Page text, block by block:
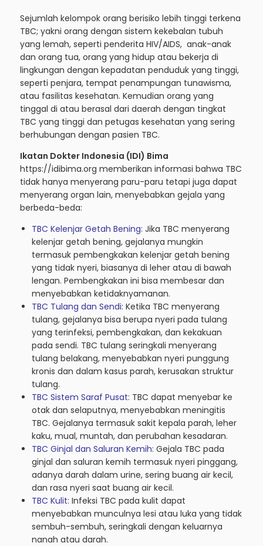
Sejumlah kelompok orang berisiko lebih tinggi terkena
TBC; yakni orang dengan sistem kekebalan tubuh
yang lemah, seperti penderita HIV/AIDS, anak-anak
dan orang tua, orang yang hidup atau bekerja di
lingkungan dengan kepadatan penduduk yang tinggi,
seperti penjara, tempat penampungan tunawisma,
atau fasilitas kesehatan. Kemudian orang yang
tinggal di atau berasal dari daerah dengan tingkat
TBC yang tinggi dan petugas kesehatan yang sering
berhubungan dengan pasien TBC.
Ikatan Dokter Indonesia (IDI) Bima
https://idibima.org memberikan informasi bahwa TBC
tidak hanya menyerang paru-paru tetapi juga dapat
menyerang organ lain, menyebabkan gejala yang
berbeda-beda:
TBC Kelenjar Getah Bening: Jika TBC menyerang
kelenjar getah bening, gejalanya mungkin
termasuk pembengkakan kelenjar getah bening
yang tidak nyeri, biasanya di leher atau di bawah
lengan. Pembengkakan ini bisa membesar dan
menyebabkan ketidaknyamanan.
TBC Tulang dan Sendi: Ketika TBC menyerang
tulang, gejalanya bisa berupa nyeri pada tulang
yang terinfeksi, pembengkakan, dan kekakuan
pada sendi. TBC tulang seringkali menyerang
tulang belakang, menyebabkan nyeri punggung
kronis dan dalam kasus parah, kerusakan struktur
tulang.
TBC Sistem Saraf Pusat: TBC dapat menyebar ke
otak dan selaputnya, menyebabkan meningitis
TBC. Gejalanya termasuk sakit kepala parah, leher
kaku, mual, muntah, dan perubahan kesadaran.
TBC Ginjal dan Saluran Kemih: Gejala TBC pada
ginjal dan saluran kemih termasuk nyeri pinggang,
adanya darah dalam urine, sering buang air kecil,
dan rasa nyeri saat buang air kecil.
TBC Kulit: Infeksi TBC pada kulit dapat
menyebabkan munculnya lesi atau luka yang tidak
sembuh-sembuh, seringkali dengan keluarnya
nanah atau darah.